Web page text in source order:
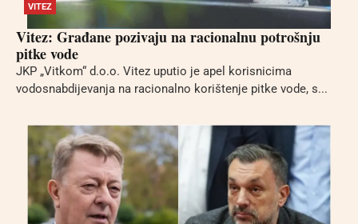
VITEZ
Vitez: Građane pozivaju na racionalnu potrošnju
pitke vode
JKP „Vitkom“ d.o.o. Vitez uputio je apel korisnicima
vodosnabdijevanja na racionalno korištenje pitke vode, s...